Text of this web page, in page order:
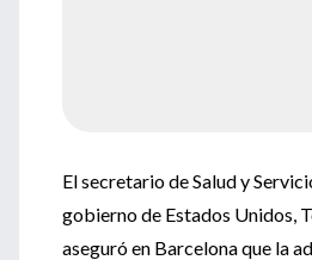
El secretario de Salud y
gobierno de Estados Unidos,
aseguró en Barcelona que la